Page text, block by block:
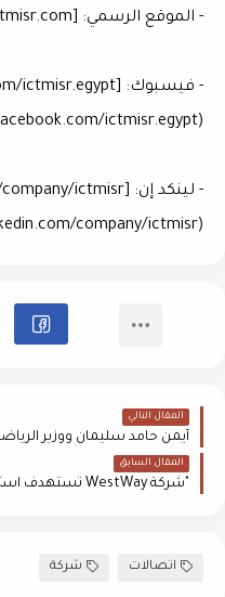
- الموقع الرسمي: [https://ictmisr.com](https://ictmisr.com)
(https://www.facebook.com/ictmisr.egypt)
(https://www.linkedin.com/company/ictmisr/)
المقال التالي
المقال السابق
اتصالات شركة